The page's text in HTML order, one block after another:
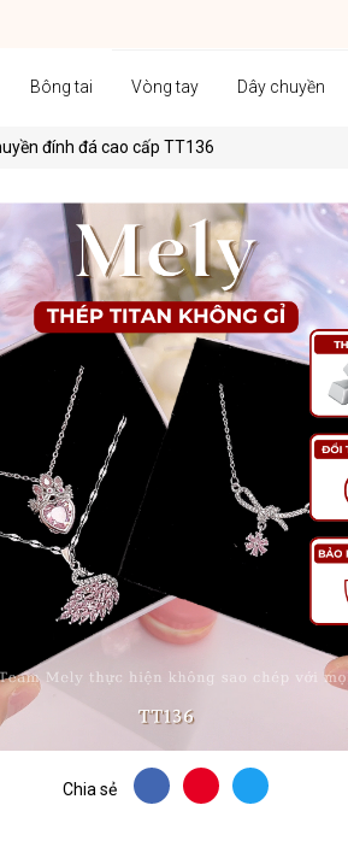
Bông tai Vòng tay Dây chuyền
đính đá cao cấp TT136
Chia sẻ